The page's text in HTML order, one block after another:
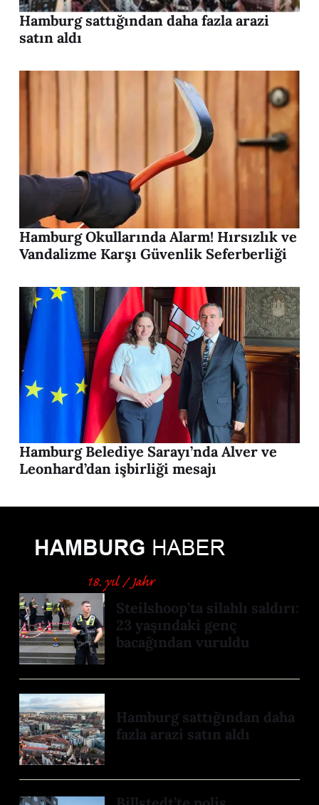
Hamburg sattığından daha fazla arazi
satın aldı
Hamburg Okullarında Alarm! Hırsızlık ve
Vandalizme Karşı Güvenlik Seferberliği
Hamburg Belediye Sarayı’nda Alver ve
Leonhard’dan işbirliği mesajı
Steilshoop’ta silahlı saldırı:
23 yaşındaki genç
bacağından vuruldu
Hamburg sattığından daha
fazla arazi satın aldı